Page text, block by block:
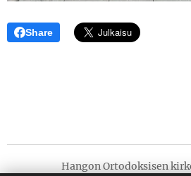
Share
Hangon Ortodoksisen